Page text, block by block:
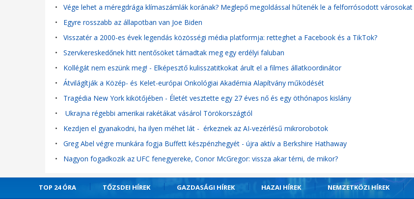
• Vége lehet a méregdrága klímaszámlák korának? Meglepő megoldással hűtenék le a felforrósodott városokat
• Egyre rosszabb az állapotban van Joe Biden
• Visszatér a 2000-es évek legendás közösségi média platformja: retteghet a Facebook és a TikTok?
• Szervkereskedőnek hitt nentősöket támadtak meg egy erdélyi faluban
• Kollégát nem eszünk meg! - Elképesztő kulisszatitkokat árult el a filmes állatkoordinátor
• Átvilágítják a Közép- és Kelet-európai Onkológiai Akadémia Alapítvány működését
• Tragédia New York kikötőjében - Életét vesztette egy 27 éves nő és egy öthónapos kislány
• Ukrajna régebbi amerikai rakétákat vásárol Törökországtól
• Kezdjen el gyanakodni, ha ilyen méhet lát - érkeznek az AI-vezérlésű mikrorobotok
• Greg Abel végre munkára fogja Buffett készpénzhegyét - újra aktív a Berkshire Hathaway
• Nagyon fogadkozik az UFC fenegyereke, Conor McGregor: vissza akar térni, de mikor?
TOP 24 ÓRA TŐZSDEI HÍREK GAZDASÁGI HÍREK HAZAI HÍREK NEMZETKÖZI HÍREK